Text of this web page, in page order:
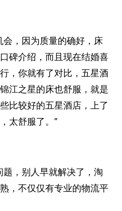
，因为质量的确好，床
碑介绍，而且现在结婚喜
，你就有了对比，五星酒
江之星的床也舒服，就是
比较好的五星酒店，上了
太舒服了。”
，别人早就解决了，淘
，不仅仅有专业的物流平